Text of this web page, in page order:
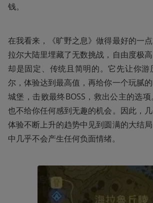
钱。
在我看来，《旷野之息》做得最好的一
拉尔大陆里埋藏了无数挑战，自由度极
却是固定、传统且简明的。它先让你游
尔，体验达到最高值，再给你一个玩腻
城堡，击败最终BOSS，救出公主的选项
也不给你任何感到无趣的机会。因此，
体验不断上升的趋势中见到圆满的大结
中几乎不会产生任何负面情绪。